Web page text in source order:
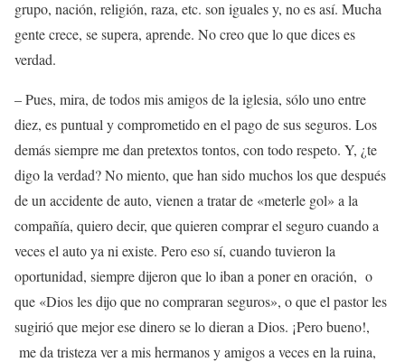
grupo, nación, religión, raza, etc. son iguales y, no es así. Mucha
gente crece, se supera, aprende. No creo que lo que dices es
verdad.
– Pues, mira, de todos mis amigos de la iglesia, sólo uno entre
diez, es puntual y comprometido en el pago de sus seguros. Los
demás siempre me dan pretextos tontos, con todo respeto. Y, ¿te
digo la verdad? No miento, que han sido muchos los que después
de un accidente de auto, vienen a tratar de «meterle gol» a la
compañía, quiero decir, que quieren comprar el seguro cuando a
veces el auto ya ni existe. Pero eso sí, cuando tuvieron la
oportunidad, siempre dijeron que lo iban a poner en oración, o
que «Dios les dijo que no compraran seguros», o que el pastor les
sugirió que mejor ese dinero se lo dieran a Dios. ¡Pero bueno!,
me da tristeza ver a mis hermanos y amigos a veces en la ruina,